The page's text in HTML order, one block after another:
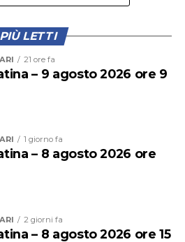
veicolo finito contro le tre auto,
sarebbe fermato dopo l’impatto
né per lasciare i propri dati,
tracce.
PIÙ LETTI
21 ore fa
– 9 agosto 2026 ore 9
1 giorno fa
– 8 agosto 2026 ore
2 giorni fa
– 8 agosto 2026 ore 15